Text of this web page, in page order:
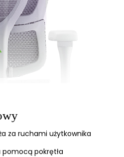
za ruchami użytkownika
pomocą pokrętła